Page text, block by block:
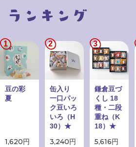
1
豆の彩
夏
1,620円
2
缶入り
一口パッ
ク豆いろ
いろ（H
30）★
3,240円
3
鎌倉豆づ
くし 18
種・二段
重ね（K
18）★
5,616円